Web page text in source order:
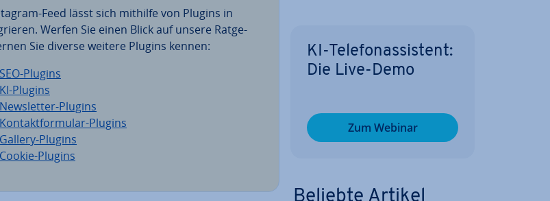
Feed lässt sich mithilfe von Plugins in
Werfen Sie einen Blick auf unsere Rat­ge­
Sie diverse weitere Plugins kennen:
Plugins
Plugins
Plugins
Plugins
Plugins
Plugins
KI-Te­le­fon­as­sis­tent:
Die Live-Demo
Zum Webinar
Beliebte Artikel